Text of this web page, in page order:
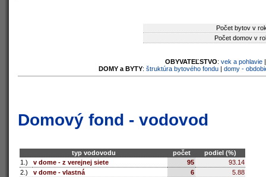
Počet bytov v
Počet domov v
OBYVATEĽSTVO: vek a pohlavie
DOMY a BYTY: štruktúra bytového fondu| domy -
Domový fond - vodovod
typ vodovodu počet
podiel (%)
1.)
v dome - z verejnej siete 95
93.14
2.)
v dome - vlastná 6
5.88